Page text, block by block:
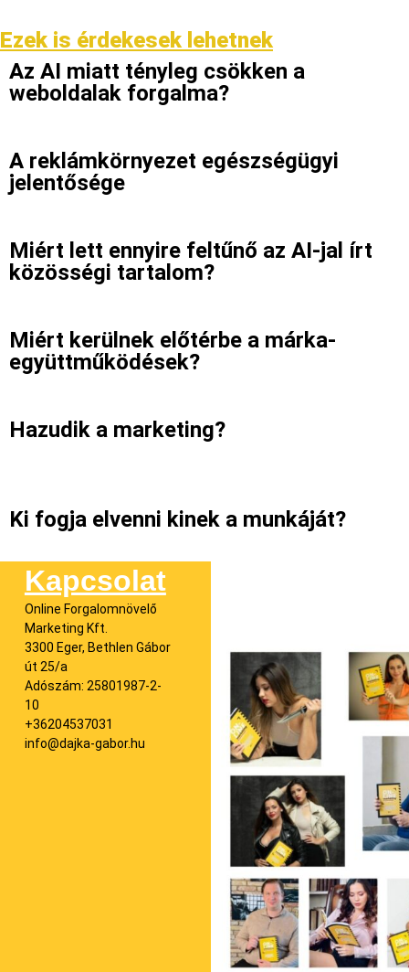
Ezek is érdekesek lehetnek
Az AI miatt tényleg csökken a
weboldalak forgalma?
A reklámkörnyezet egészségügyi
jelentősége
Miért lett ennyire feltűnő az AI-jal írt
közösségi tartalom?
Miért kerülnek előtérbe a márka-
együttműködések?
Hazudik a marketing?
Ki fogja elvenni kinek a munkáját?
Kapcsolat
Online Forgalomnövelő
Marketing Kft.
3300 Eger, Bethlen Gábor
út 25/a
Adószám: 25801987-2-
10
+36204537031
info@dajka-gabor.hu